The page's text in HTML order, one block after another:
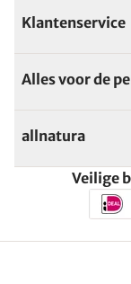
Klantenservice
Alles voor de
allnatura
Veilige